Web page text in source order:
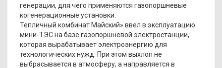
генерации, для чего применяются газопоршневые
когенерационные установки.
Тепличный комбинат Майский» ввел в эксплуатацию
мини-ТЭС на базе газопоршневой электростанции,
которая вырабатывает электроэнергию для
технологических нужд. При этом выхлоп не
выбрасывается в атмосферу, а направляется в